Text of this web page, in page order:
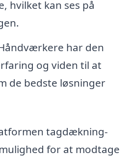
hvilket kan ses på
har den
og viden til at
de bedste løsninger
tagdækning-
for at modtage